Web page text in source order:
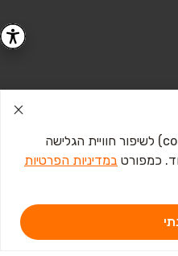
מדיניות הפרטיותוכןתנאי השירותשל Google
אנחנו משתמשים בעוגיות (cookies) לשיפור חוויית הגלישה
כמפורט במדיניות הפרטיות